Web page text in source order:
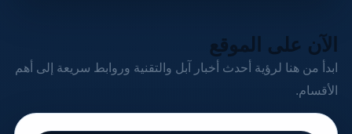
الآن على الموقع
ابدأ من هنا لرؤية أحدث أخبار آبل والتقنية وروابط سريعة إلى أهم
الأقسام.